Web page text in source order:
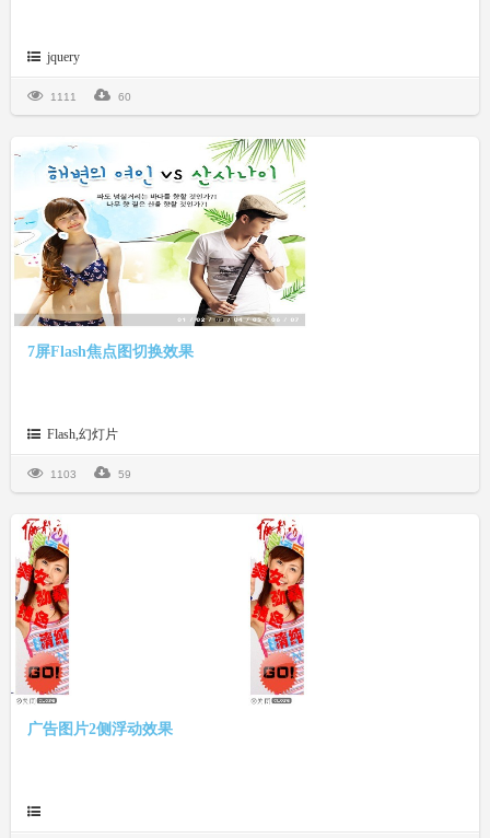
jquery
1111 60
7屏Flash焦点图切换效果
Flash,幻灯片
1103 59
广告图片2侧浮动效果